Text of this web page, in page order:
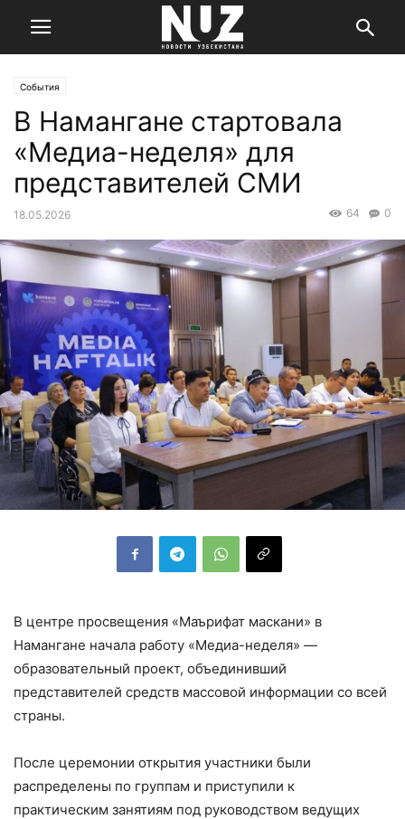
События
В Намангане стартовала
«Медиа-неделя» для
представителей СМИ
18.05.2026 0
64
В центре просвещения «Маърифат маскани» в
Намангане начала работу «Медиа-неделя» —
образовательный проект, объединивший
представителей средств массовой информации со всей
страны.
После церемонии открытия участники были
распределены по группам и приступили к
практическим занятиям под руководством ведущих